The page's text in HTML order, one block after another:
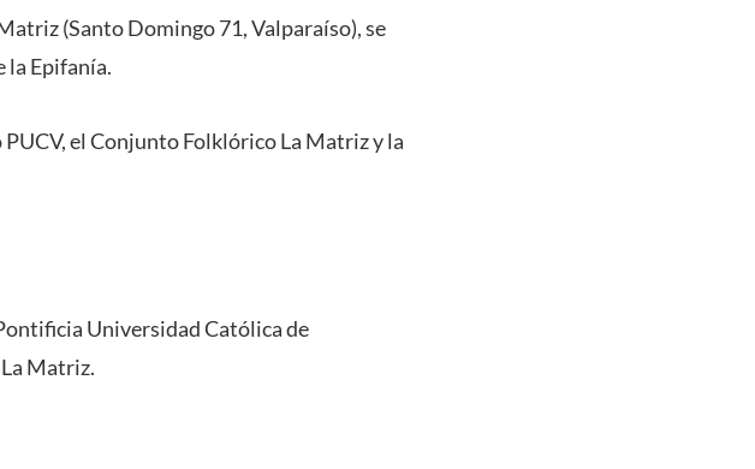
(Santo Domingo 71, Valparaíso), se
la Epifanía.
el Conjunto Folklórico La Matriz y la
Universidad Católica de
Matriz.